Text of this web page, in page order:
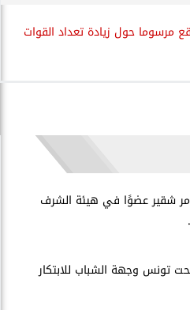
مرسوما حول زيادة تعداد القوات
شقير عضوًا في هيئة الشرف
تونس وجهة الشباب للابتكار